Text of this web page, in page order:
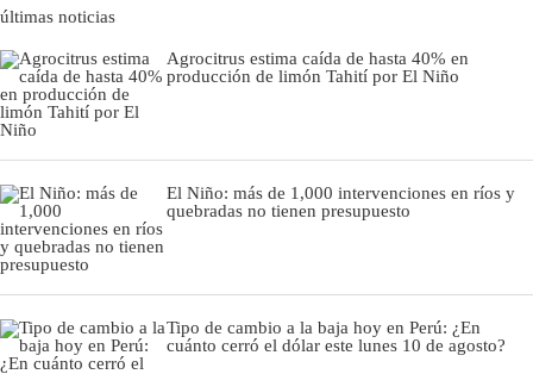
últimas noticias
Agrocitrus estima caída de hasta 40% en
producción de limón Tahití por El Niño
El Niño: más de 1,000 intervenciones en ríos y
quebradas no tienen presupuesto
Tipo de cambio a la baja hoy en Perú: ¿En
cuánto cerró el dólar este lunes 10 de agosto?